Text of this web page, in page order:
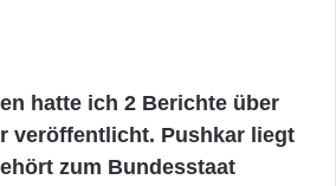
hatte ich 2 Berichte über
veröffentlicht. Pushkar liegt
zum Bundesstaat